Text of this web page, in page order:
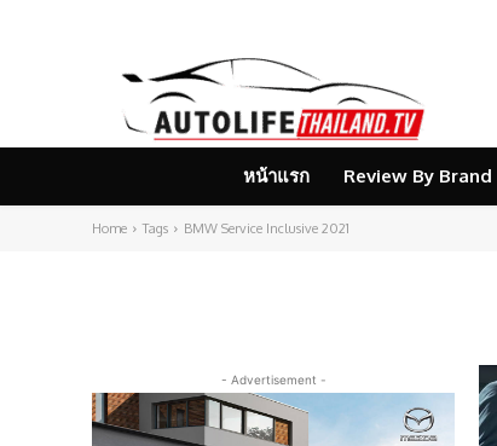
หน้าแรก Review By Brand
Home Tags BMW Service Inclusive 2021
- Advertisement -